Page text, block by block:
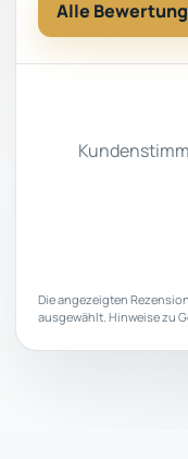
Alle
Die angezeigten
ausgewählt. Hinweise zu